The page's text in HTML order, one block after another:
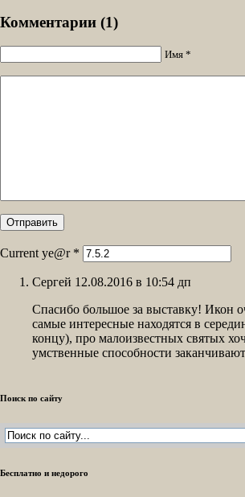
Комментарии (1)
Имя *
Current ye@r *
Сергей 12.08.2016 в 10:54 дп
Спасибо большое за выставку! Икон
самые интересные находятся в
концу), про малоизвестных святых
умственные способности
Поиск по сайту
Бесплатно и недорого